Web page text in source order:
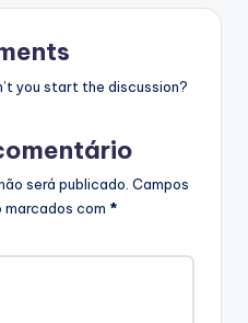
you start the discussion?
será publicado. Campos
com *